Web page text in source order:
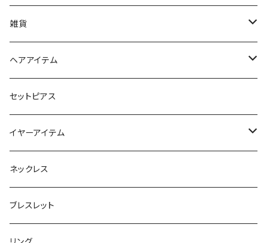
iPhoneケース
スマホリング＆グリップ
マルチショルダー
雑貨
ポーチ
マチ付きポーチ
フラットポーチ
スマートキーポーチ
チャーム / カラビナ
ウォレット / 財布
トートバッグ
パスケース
ヘアアイテム
静電気軽減ヘアブレスレット
ポニーフック
テールクラッチ
シュシュット
キープスタイラー
セットピアス
イヤーアイテム
ステンレスピアス
ピアス
イヤリング
ネックレス
ブレスレット